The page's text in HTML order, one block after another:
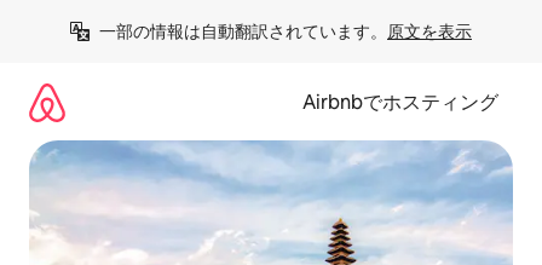
一部の情報は自動翻訳されています。 原文を表示
Airbnbでホスティング